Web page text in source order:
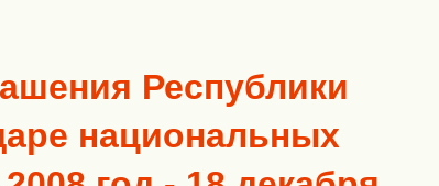
Республики
национальных